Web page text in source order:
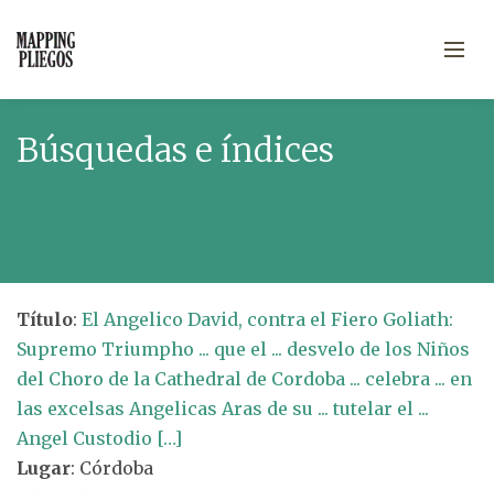
Búsquedas e índices
Título: El Angelico David, contra el Fiero Goliath:
Supremo Triumpho ... que el ... desvelo de los Niños
del Choro de la Cathedral de Cordoba ... celebra ... en
las excelsas Angelicas Aras de su ... tutelar el ...
Angel Custodio […]
Lugar: Córdoba